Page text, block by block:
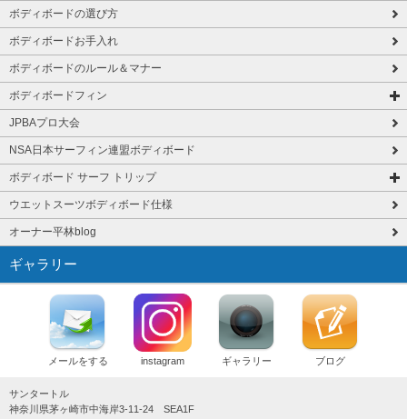
ボディボードの選び方
ボディボードお手入れ
ボディボードのルール＆マナー
ボディボードフィン
JPBAプロ大会
NSA日本サーフィン連盟ボディボード
ボディボード サーフ トリップ
ウエットスーツボディボード仕様
オーナー平林blog
ギャラリー
メールをする instagram ギャラリー ブログ
サンタートル
神奈川県茅ヶ崎市中海岸3-11-24 SEA1F